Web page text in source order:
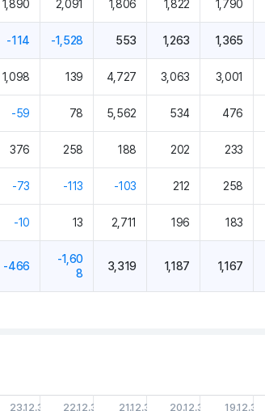
1,890 2,091 1,806 1,822 1,790
-114 -1,528 553 1,263 1,365
1,098 139 4,727 3,063 3,001
-59 78 5,562 534 476
376 258 188 202 233
-73 -113 -103 212 258
-10 13 2,711 196 183
-466
-1,60
8
3,319 1,187 1,167
23.12.31 22.12.31 21.12.31 20.12.31 19.12.31